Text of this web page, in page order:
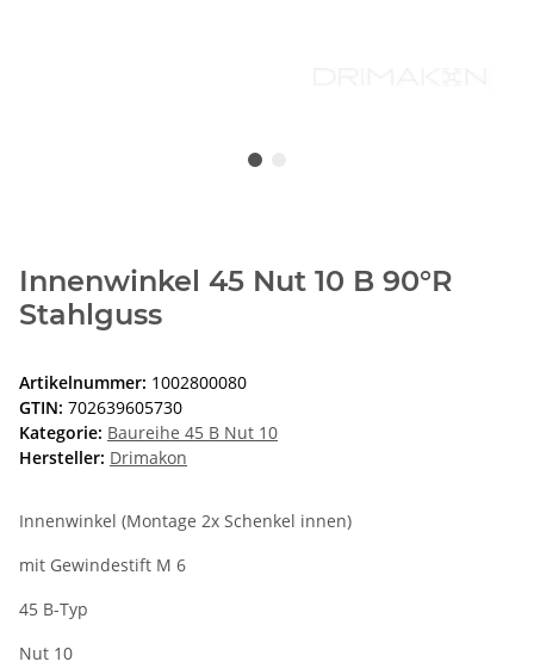
Innenwinkel 45 Nut 10 B 90°R
Stahlguss
Artikelnummer: 1002800080
GTIN: 702639605730
Kategorie: Baureihe 45 B Nut 10
Hersteller: Drimakon
Innenwinkel (Montage 2x Schenkel innen)
mit Gewindestift M 6
45 B-Typ
Nut 10